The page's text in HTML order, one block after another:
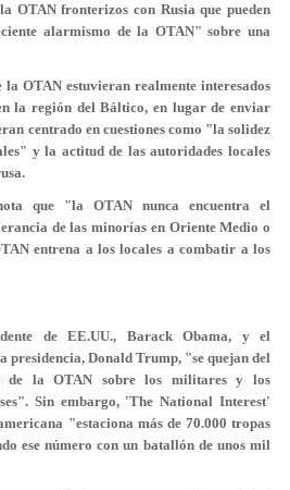
OTAN fronterizos con Rusia que pueden
alarmismo de la OTAN" sobre una
la OTAN estuvieran realmente interesados
la región del Báltico, en lugar de enviar
centrado en cuestiones como "la solidez
y la actitud de las autoridades locales
que "la OTAN nunca encuentra el
de las minorías en Oriente Medio o
entrena a los locales a combatir a los
de EE.UU., Barack Obama, y el
presidencia, Donald Trump, "se quejan del
de la OTAN sobre los militares y los
Sin embargo, 'The National Interest'
"estaciona más de 70.000 tropas
ese número con un batallón de unos mil